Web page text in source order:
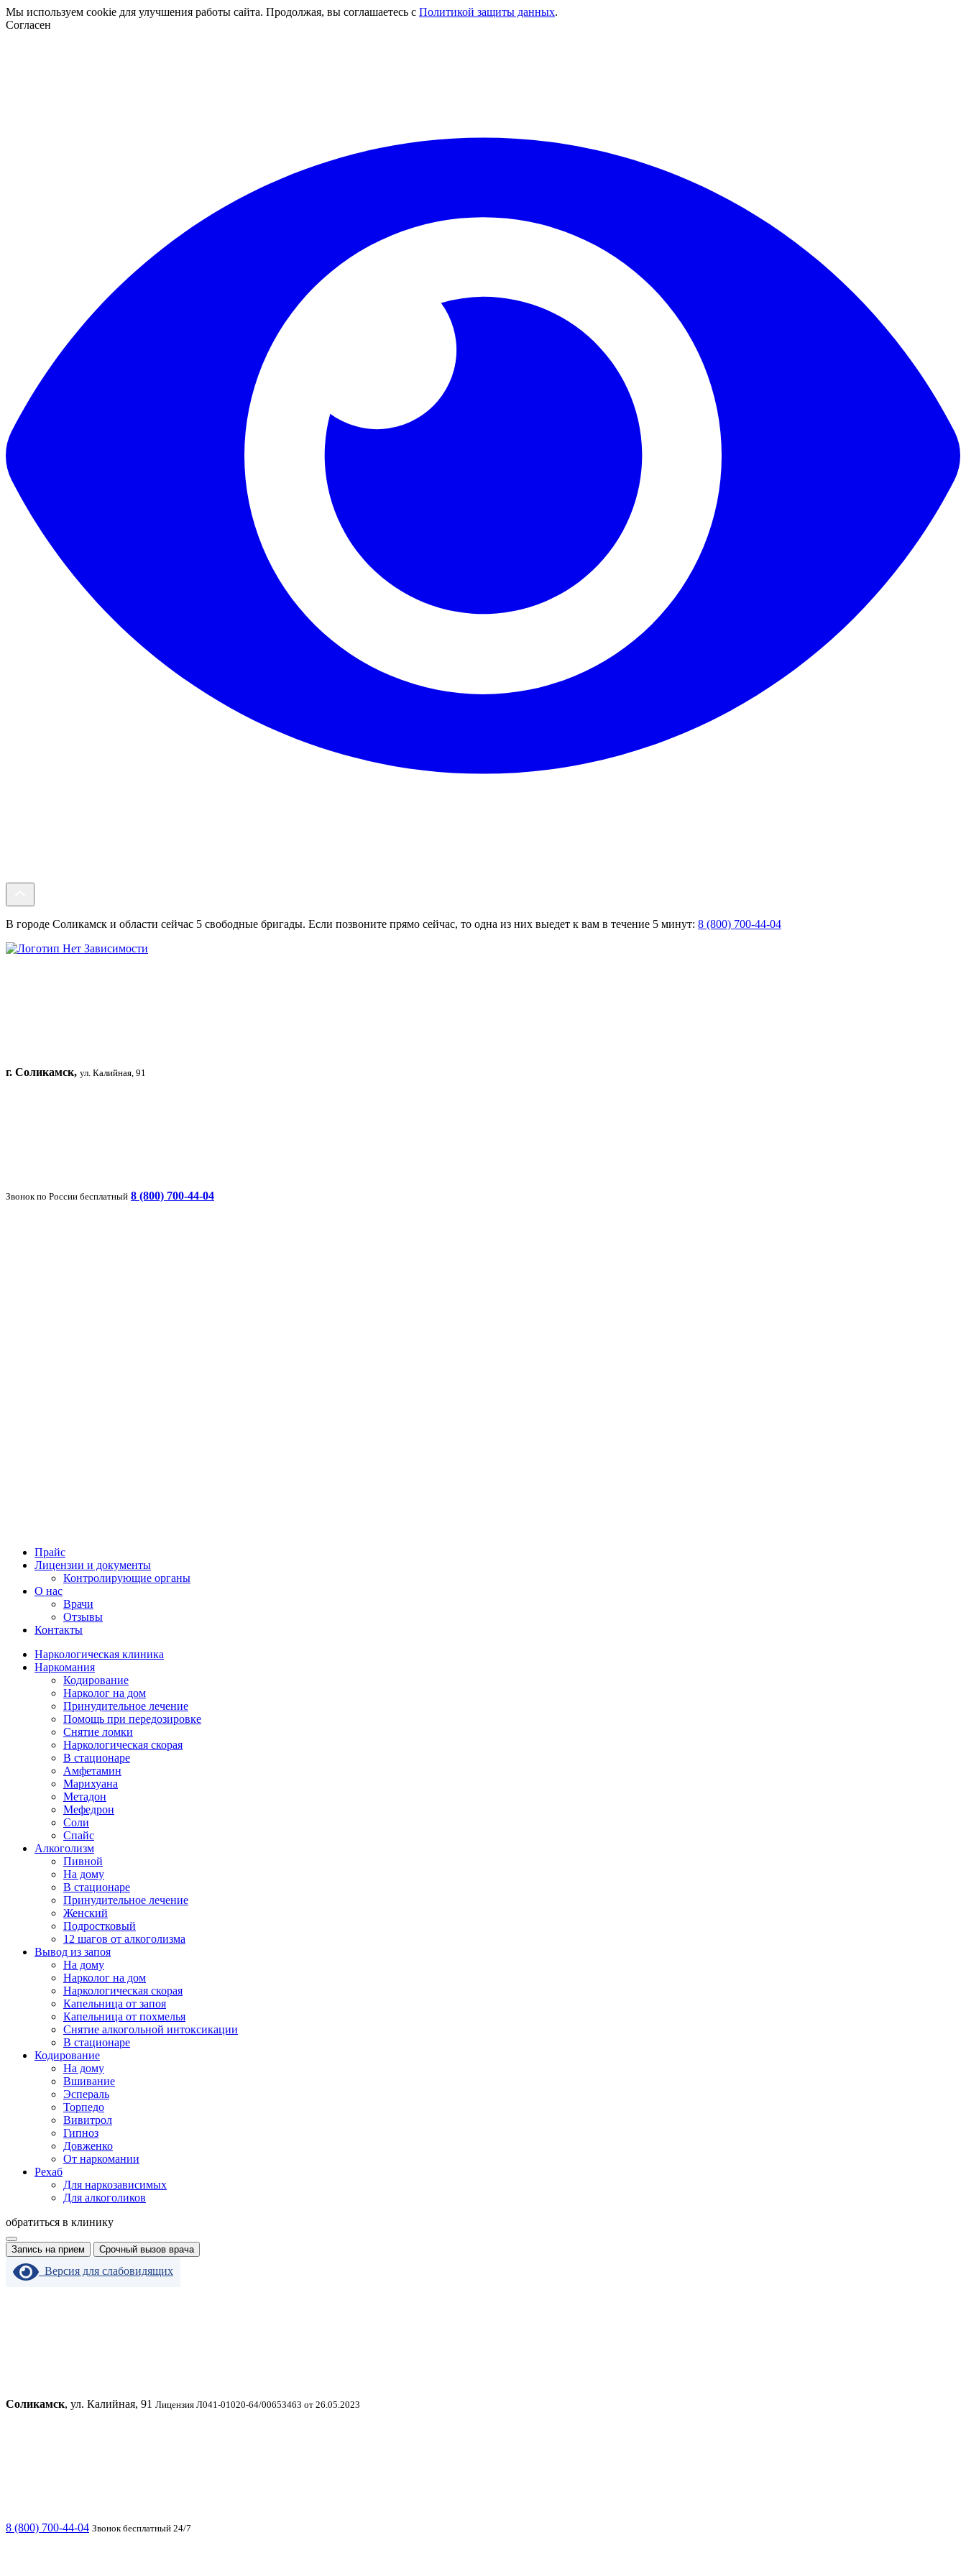
Мы используем cookie для улучшения работы сайта. Продолжая, вы соглашаетесь с Политикой защиты данных.
Согласен
В городе Соликамск и области сейчас 5 свободные бригады. Если позвоните прямо сейчас, то одна из них выедет к вам в течение 5 минут: 8 (800) 700-44-04
г. Соликамск, ул. Калийная, 91
Звонок по России бесплатный 8 (800) 700-44-04
Прайс
Лицензии и документы
Контролирующие органы
О нас
Врачи
Отзывы
Контакты
Наркологическая клиника
Наркомания
Кодирование
Нарколог на дом
Принудительное лечение
Помощь при передозировке
Снятие ломки
Наркологическая скорая
В стационаре
Амфетамин
Марихуана
Метадон
Мефедрон
Соли
Спайс
Алкоголизм
Пивной
На дому
В стационаре
Принудительное лечение
Женский
Подростковый
12 шагов от алкоголизма
Вывод из запоя
На дому
Нарколог на дом
Наркологическая скорая
Капельница от запоя
Капельница от похмелья
Снятие алкогольной интоксикации
В стационаре
Кодирование
На дому
Вшивание
Эспераль
Торпедо
Вивитрол
Гипноз
Довженко
От наркомании
Рехаб
Для наркозависимых
Для алкоголиков
обратиться в клинику
Запись на прием Срочный вызов врача
Версия для слабовидящих
Соликамск, ул. Калийная, 91 Лицензия Л041-01020-64/00653463 от 26.05.2023
8 (800) 700-44-04 Звонок бесплатный 24/7